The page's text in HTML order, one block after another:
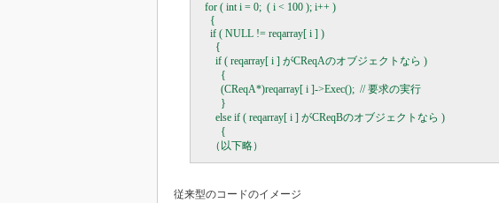
  for ( int i = 0;  ( i < 100 ); i++ )
    {
    if ( NULL != reqarray[ i ] )
      {
      if ( reqarray[ i ] がCReqAのオブジェクトなら )
        {
        (CReqA*)reqarray[ i ]->Exec();  // 要求の実行
        }
      else if ( reqarray[ i ] がCReqBのオブジェクトなら )
        {
従来型のコードのイメージ